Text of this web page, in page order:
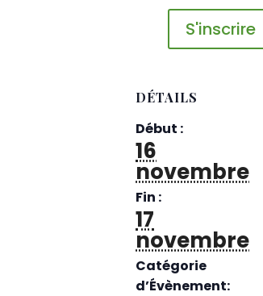
S'inscrire
DÉTAILS
Début :
16
novembre
Fin :
17
novembre
Catégorie
d’Évènement: